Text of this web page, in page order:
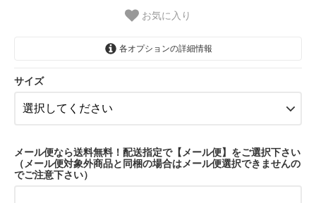
お気に入り
各オプションの詳細情報
サイズ
メール便なら送料無料！配送指定で【メール便】をご選択下さい
（メール便対象外商品と同梱の場合はメール便選択できませんの
でご注意下さい）